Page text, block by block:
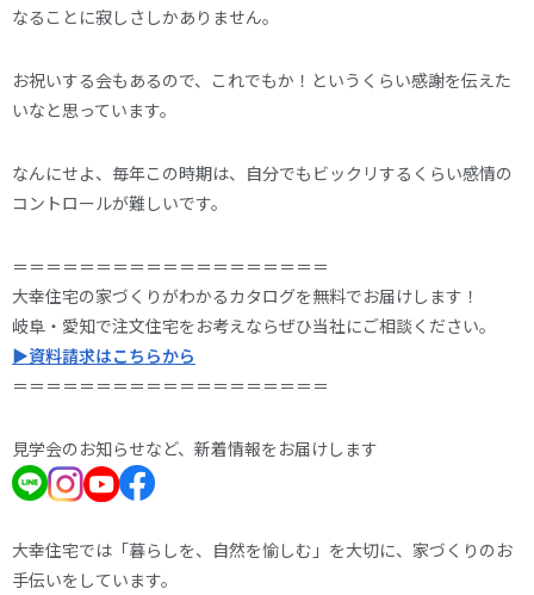
なることに寂しさしかありません。
お祝いする会もあるので、これでもか！というくらい感謝を伝えた
いなと思っています。
なんにせよ、毎年この時期は、自分でもビックリするくらい感情の
コントロールが難しいです。
＝＝＝＝＝＝＝＝＝＝＝＝＝＝＝＝＝＝＝
大幸住宅の家づくりがわかるカタログを無料でお届けします！
岐阜・愛知で注文住宅をお考えならぜひ当社にご相談ください。
▶資料請求はこちらから
＝＝＝＝＝＝＝＝＝＝＝＝＝＝＝＝＝＝＝
見学会のお知らせなど、新着情報をお届けします
大幸住宅では「暮らしを、自然を愉しむ」を大切に、家づくりのお
手伝いをしています。